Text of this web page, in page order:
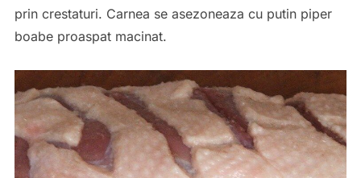
prin crestaturi. Carnea se asezoneaza cu putin piper
boabe proaspat macinat.